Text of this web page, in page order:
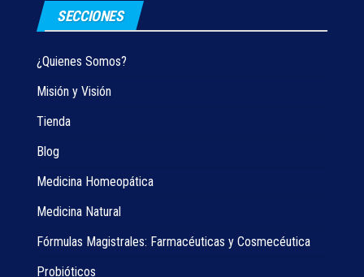
SECCIONES
¿Quienes Somos?
Misión y Visión
Tienda
Blog
Medicina Homeopática
Medicina Natural
Fórmulas Magistrales: Farmacéuticas y Cosmecéutica
Probióticos